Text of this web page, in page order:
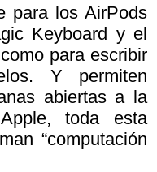
para los AirPods
Keyboard y el
para escribir
Y permiten
abiertas a la
toda esta
“computación